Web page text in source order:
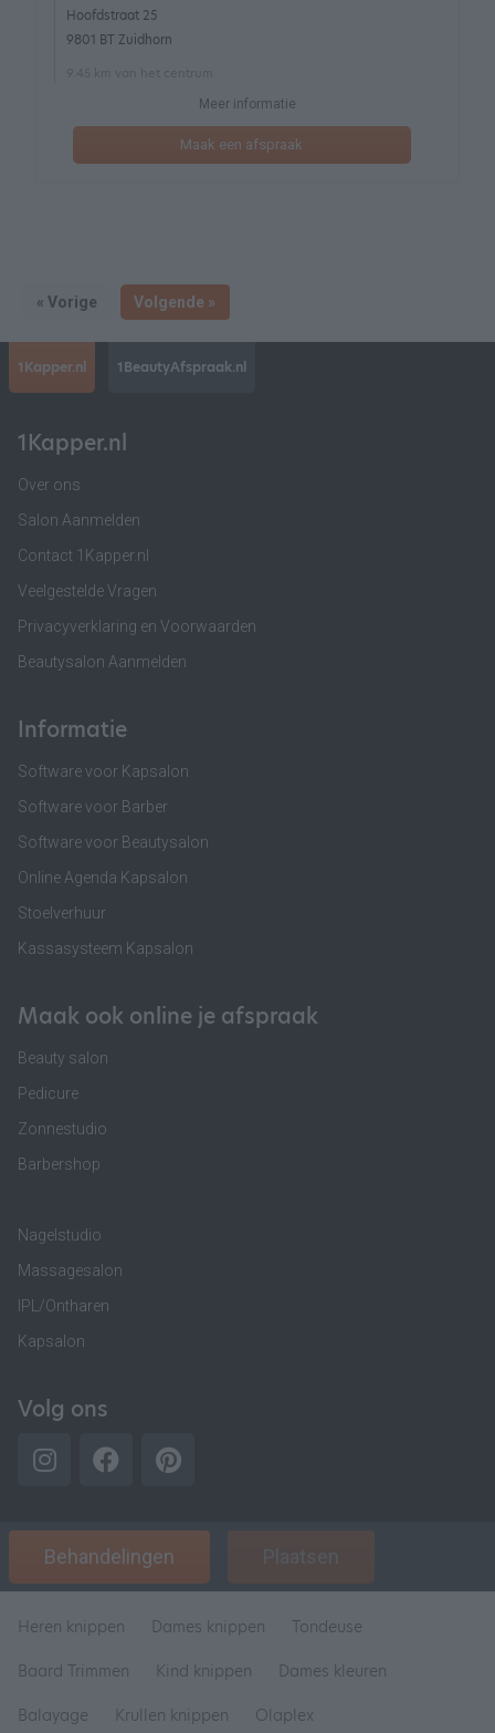
Hoofdstraat 25
9801 BT Zuidhorn
Meer informatie
Maak een afspraak
« Vorige Volgende »
1Kapper.nl 1BeautyAfspraak.nl
1Kapper.nl
Over ons
Salon Aanmelden
Contact 1Kapper.nl
Veelgestelde Vragen
Privacyverklaring en Voorwaarden
Beautysalon Aanmelden
Informatie
Software voor Kapsalon
Software voor Barber
Software voor Beautysalon
Online Agenda Kapsalon
Stoelverhuur
Kassasysteem Kapsalon
Maak ook online je afspraak
Beauty salon
Pedicure
Zonnestudio
Barbershop
Nagelstudio
Massagesalon
IPL/Ontharen
Kapsalon
Volg ons
Behandelingen Plaatsen
Heren knippen Dames knippen
Tondeuse
Baard Trimmen
Kind knippen
Dames kleuren
Balayage
Krullen knippen Olaplex